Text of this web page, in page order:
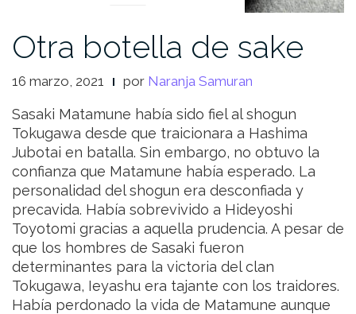
Otra botella de sake
16 marzo, 2021 por Naranja Samuran
Sasaki Matamune había sido fiel al shogun
Tokugawa desde que traicionara a Hashima
Jubotai en batalla. Sin embargo, no obtuvo la
confianza que Matamune había esperado. La
personalidad del shogun era desconfiada y
precavida. Había sobrevivido a Hideyoshi
Toyotomi gracias a aquella prudencia. A pesar de
que los hombres de Sasaki fueron
determinantes para la victoria del clan
Tokugawa, Ieyashu era tajante con los traidores.
Había perdonado la vida de Matamune aunque